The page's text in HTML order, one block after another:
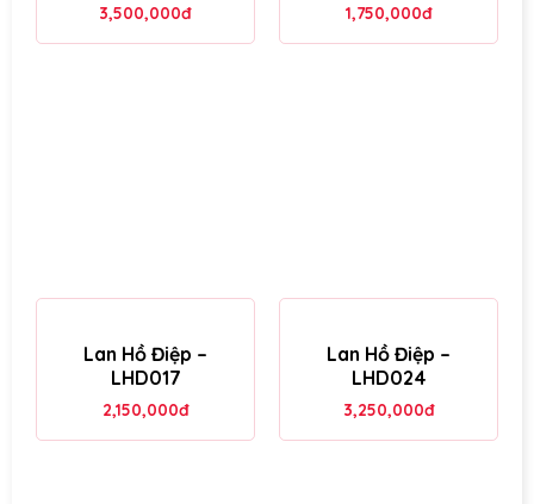
3,500,000đ 1,750,000đ
Lan Hồ Điệp –
LHD017
2,150,000đ
Lan Hồ Điệp –
LHD024
3,250,000đ